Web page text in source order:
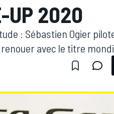
UP 2020
: Sébastien Ogier
avec le titre